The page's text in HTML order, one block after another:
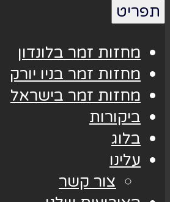
תפריט
מחזות זמר בלונדון
מחזות זמר בניו יורק
מחזות זמר בישראל
ביקורות
בלוג
עלינו
צור קשר